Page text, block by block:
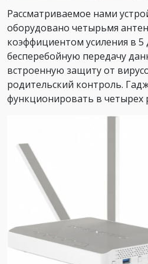
Рассматриваемое нами
оборудовано четырьмя
коэффициентом усиления в
бесперебойную передачу
встроенную защиту от
родительский контроль.
функционировать в четырех